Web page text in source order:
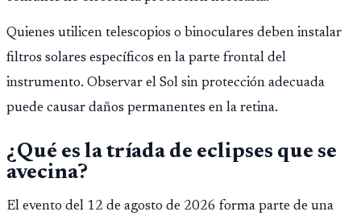
Quienes utilicen telescopios o binoculares deben instalar
filtros solares específicos en la parte frontal del
instrumento. Observar el Sol sin protección adecuada
puede causar daños permanentes en la retina.
¿Qué es la tríada de eclipses que se
avecina?
El evento del 12 de agosto de 2026 forma parte de una